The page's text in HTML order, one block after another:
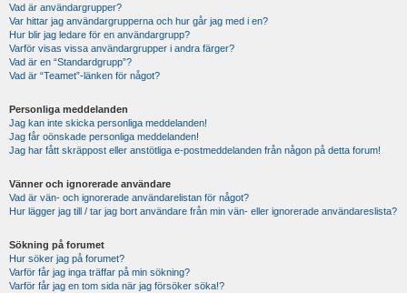
Vad är användargrupper?
Var hittar jag användargrupperna och hur går jag med i en?
Hur blir jag ledare för en användargrupp?
Varför visas vissa användargrupper i andra färger?
Vad är en “Standardgrupp”?
Vad är “Teamet”-länken för något?
Personliga meddelanden
Jag kan inte skicka personliga meddelanden!
Jag får oönskade personliga meddelanden!
Jag har fått skräppost eller anstötliga e-postmeddelanden från någon på detta forum!
Vänner och ignorerade användare
Vad är vän- och ignorerade användarelistan för något?
Hur lägger jag till / tar jag bort användare från min vän- eller ignorerade användareslista?
Sökning på forumet
Hur söker jag på forumet?
Varför får jag inga träffar på min sökning?
Varför får jag en tom sida när jag försöker söka!?